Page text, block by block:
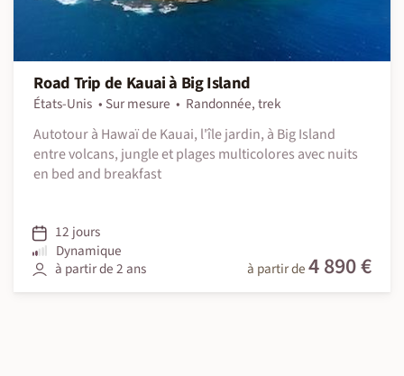
Road Trip de Kauai à Big Island
États-Unis Sur mesure
Randonnée, trek
Autotour à Hawaï de Kauai, l'île jardin, à Big Island
entre volcans, jungle et plages multicolores avec nuits
en bed and breakfast
12 jours
Dynamique
à partir de 2 ans
à partir de4 890 €